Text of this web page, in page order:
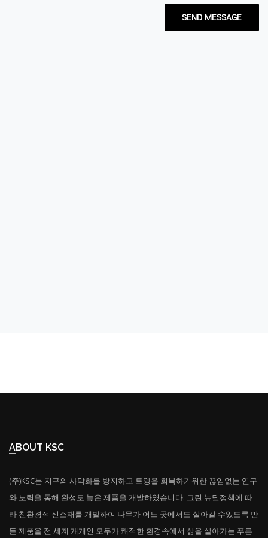
SEND MESSAGE
ABOUT KSC
(주)KSC는 지구의 사막화를 방지하고 토양을 회복하기위한 끊임없는 연구
와 노력을 통해 완성도 높은 제품을 개발하였습니다. 그린 뉴딜정책에 따
라 친환경적 신소재를 개발하여 나무가 어느 곳에서도 살아갈 수있도록 만
든 제품을 전 세계 개개인 모두가 쾌적한 환경속에서 삶을 살아가는 푸른